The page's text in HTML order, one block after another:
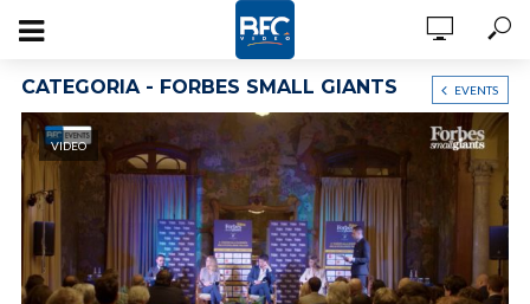
CATEGORIA - FORBES SMALL GIANTS EVENTS
VIDEO